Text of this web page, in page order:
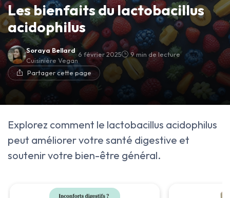
Les bienfaits du lactobacillus
acidophilus
Soraya Bellard
Cuisinière Vegan
6 février 2025 9 min de lecture
Partager cette page
Explorez comment le lactobacillus acidophilus
peut améliorer votre santé digestive et
soutenir votre bien-être général.